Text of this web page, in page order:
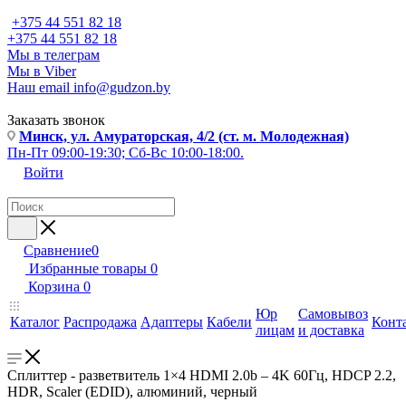
+375 44 551 82 18
+375 44 551 82 18
Мы в телеграм
Мы в Viber
Наш email info@gudzon.by
Заказать звонок
Минск, ул. Амураторская, 4/2 (ст. м. Молодежная)
Пн-Пт 09:00-19:30; Сб-Вс 10:00-18:00.
Войти
Сравнение0
Избранные товары 0
Корзина 0
Каталог Распродажа Адаптеры Кабели
Юр
лицам
Самовывоз
и доставка
Сплиттер - разветвитель 1×4 HDMI 2.0b – 4K 60Гц, HDCP 2.2,
HDR, Scaler (EDID), алюминий, черный